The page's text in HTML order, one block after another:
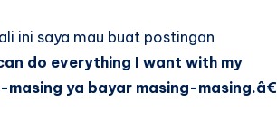
ini saya mau buat postingan
do everything I want with my
masing ya bayar masing-masing.â€